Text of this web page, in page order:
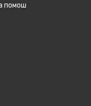
помош